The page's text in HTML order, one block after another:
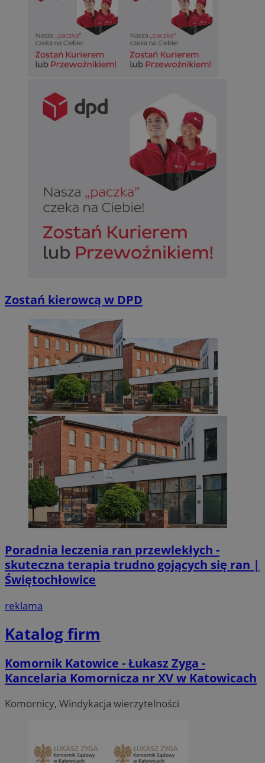
Zostań kierowcą w DPD
Poradnia leczenia ran przewlekłych -
skuteczna terapia trudno gojących się ran |
Świętochłowice
reklama
Katalog firm
Komornik Katowice - Łukasz Zyga -
Kancelaria Komornicza nr XV w Katowicach
Komornicy, Windykacja wierzytelności